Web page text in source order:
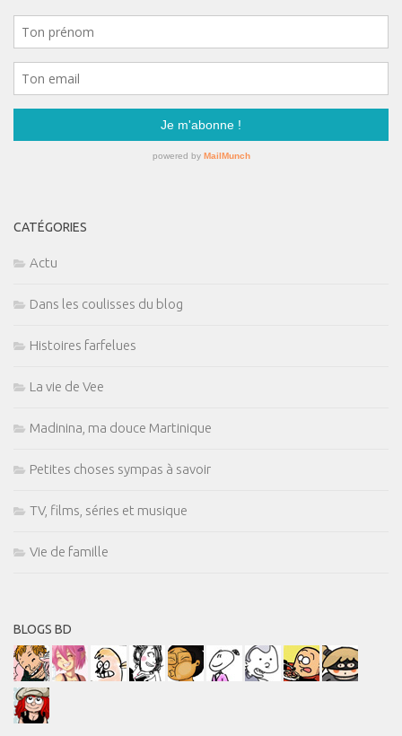
CATÉGORIES
Actu
Dans les coulisses du blog
Histoires farfelues
La vie de Vee
Madinina, ma douce Martinique
Petites choses sympas à savoir
TV, films, séries et musique
Vie de famille
BLOGS BD